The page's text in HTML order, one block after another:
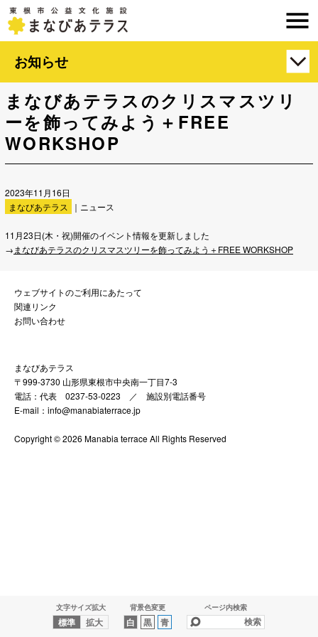
文字サイズ拡大
標準 拡大
背景色変更
白 黒 青
ページ内検索
お知らせ
まなびあテラスのクリスマスツリ
ーを飾ってみよう＋FREE
WORKSHOP
2023年11月16日
まなびあテラス
｜ニュース
11月23日(木・祝)開催のイベント情報を更新しました
→まなびあテラスのクリスマスツリーを飾ってみよう＋FREE WORKSHOP
ウェブサイトのご利用にあたって
関連リンク
お問い合わせ
まなびあテラス
〒999-3730 山形県東根市中央南一丁目7-3
電話：代表 0237-53-0223 ／ 施設別電話番号
E-mail：info@manabiaterrace.jp
Copyright © 2026 Manabia terrace All Rights Reserved